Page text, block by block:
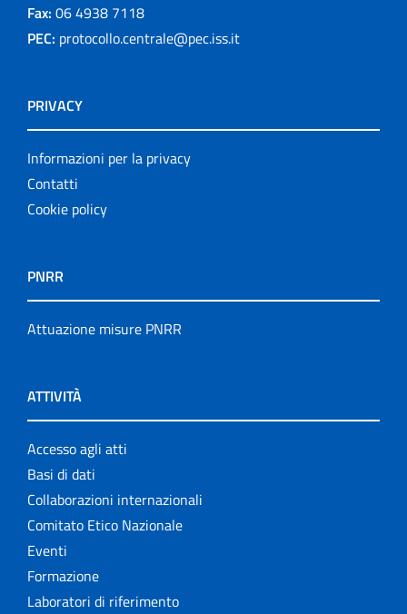
Fax: 06 4938 7118
PEC: protocollo.centrale@pec.iss.it
PRIVACY
Informazioni per la privacy
Contatti
Cookie policy
PNRR
Attuazione misure PNRR
ATTIVITÀ
Accesso agli atti
Basi di dati
Collaborazioni internazionali
Comitato Etico Nazionale
Eventi
Formazione
Laboratori di riferimento